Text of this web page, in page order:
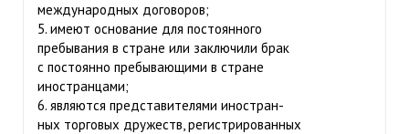
международных договоров;
5. имеют основание для постоянного
пребывания в стране или заключили брак
с постоянно пребывающими в стране
иностранцами;
6. являются представителями иностран-
ных торговых дружеств, регистрированных